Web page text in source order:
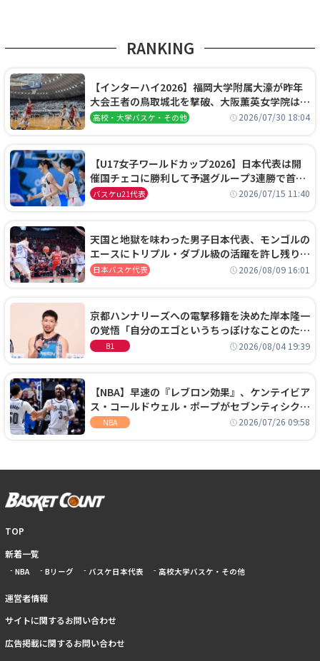
RANKING
【インターハイ2026】福岡大学附属大濠が昨年
大会王者の鳥取城北を撃破、大阪薫英女学院は岐
阜女子に完勝、大会3日目試合結果
高校・大学バスケ・その他 2026/07/30 18:04
【U17女子ワールドカップ2026】日本代表は開
催国チェコに勝利して予選グループ3連勝で首位
通過！準々決勝の相手はエジプトに決定
バスケu21代表 2026/07/15 11:40
天国と地獄を味わった男子日本代表、モンゴルの
エースにトリプル・ダブル級の活躍を許し残り
0.4秒に失点する悔しい敗戦
日本バスケ代表 2026/08/09 16:01
京都ハンナリーズへの電撃移籍を決めた岸本隆一
の覚悟「自分のエゴというちっぽけなことのため
に、京都に来たわけではない」
B1 2026/08/04 19:39
【NBA】早速の『レブロン効果』、ケンテイビア
ス・コールドウェル・ポープがセブンティシクサ
ーズに1年契約で加入
NBA 2026/07/26 09:58
TOP
新着一覧
NBA Bリーグ バスケ日本代表 高校大学バスケ・その他
運営者情報
サイトに関するお問い合わせ
広告掲載に関するお問い合わせ